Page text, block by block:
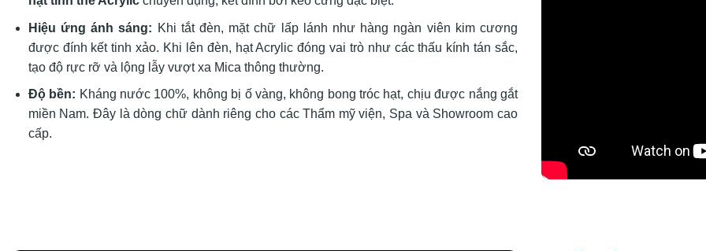
Hiệu ứng ánh sáng: Khi tắt đèn, mặt chữ lấp lánh như hàng ngàn viên kim cương
được đính kết tinh xảo. Khi lên đèn, hạt Acrylic đóng vai trò như các thấu kính tán sắc,
tạo độ rực rỡ và lộng lẫy vượt xa Mica thông thường.
Độ bền: Kháng nước 100%, không bị ố vàng, không bong tróc hạt, chịu được nắng gắt
miền Nam. Đây là dòng chữ dành riêng cho các Thẩm mỹ viện, Spa và Showroom cao
cấp.